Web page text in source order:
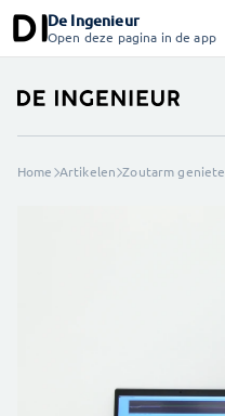
De Ingenieur
Open deze pagina in de app
Home Artikelen Zoutarm